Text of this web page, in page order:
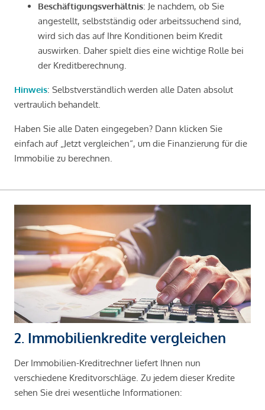
Beschäftigungsverhältnis: Je nachdem, ob Sie
angestellt, selbstständig oder arbeitssuchend sind,
wird sich das auf Ihre Konditionen beim Kredit
auswirken. Daher spielt dies eine wichtige Rolle bei
der Kreditberechnung.
Hinweis: Selbstverständlich werden alle Daten absolut
vertraulich behandelt.
Haben Sie alle Daten eingegeben? Dann klicken Sie
einfach auf „Jetzt vergleichen“, um die Finanzierung für die
Immobilie zu berechnen.
2. Immobilienkredite vergleichen
Der Immobilien-Kreditrechner liefert Ihnen nun
verschiedene Kreditvorschläge. Zu jedem dieser Kredite
sehen Sie drei wesentliche Informationen: